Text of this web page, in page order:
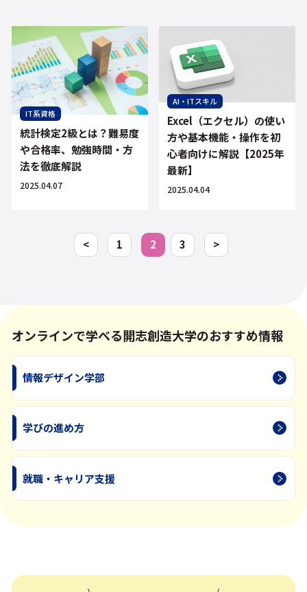
IT系資格
統計検定2級とは？難易度
や合格率、勉強時間・方
法を徹底解説
2025.04.07
AI・ITスキル
Excel（エクセル）の使い
方や基本機能・操作を初
心者向けに解説【2025年
最新】
2025.04.04
< 1 2 3 >
オンラインで学べる開志創造大学のおすすめ情報
情報デザイン学部
学びの進め方
就職・キャリア支援